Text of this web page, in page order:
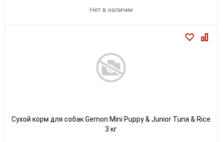
Нет в наличии
Сухой корм для собак Gemon Mini Puppy & Junior Tuna & Rice
3 кг